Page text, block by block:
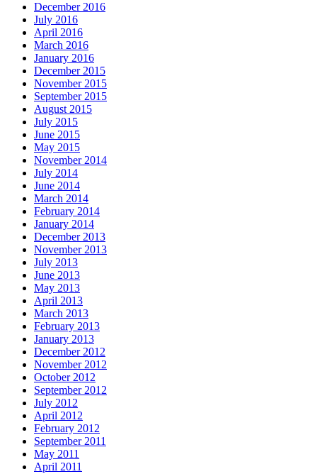
December 2016
July 2016
April 2016
March 2016
January 2016
December 2015
November 2015
September 2015
August 2015
July 2015
June 2015
May 2015
November 2014
July 2014
June 2014
March 2014
February 2014
January 2014
December 2013
November 2013
July 2013
June 2013
May 2013
April 2013
March 2013
February 2013
January 2013
December 2012
November 2012
October 2012
September 2012
July 2012
April 2012
February 2012
September 2011
May 2011
April 2011